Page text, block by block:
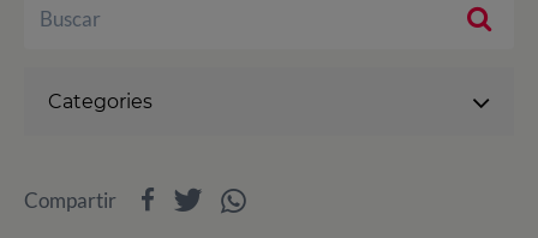
Categories
Compartir